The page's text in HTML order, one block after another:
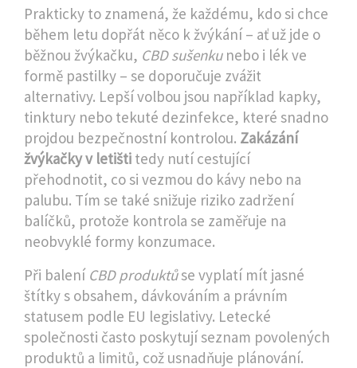
Prakticky to znamená, že každému, kdo si chce
během letu dopřát něco k žvýkání – ať už jde o
běžnou žvýkačku, CBD sušenkunebo i lék ve
formě pastilky – se doporučuje zvážit
alternativy. Lepší volbou jsou například kapky,
tinktury nebo tekuté dezinfekce, které snadno
projdou bezpečnostní kontrolou. Zakázání
žvýkačky v letišti tedy nutí cestující
přehodnotit, co si vezmou do kávy nebo na
palubu. Tím se také snižuje riziko zadržení
balíčků, protože kontrola se zaměřuje na
neobvyklé formy konzumace.
Při balení CBD produktůse vyplatí mít jasné
štítky s obsahem, dávkováním a právním
statusem podle EU legislativy. Letecké
společnosti často poskytují seznam povolených
produktů a limitů, což usnadňuje plánování.